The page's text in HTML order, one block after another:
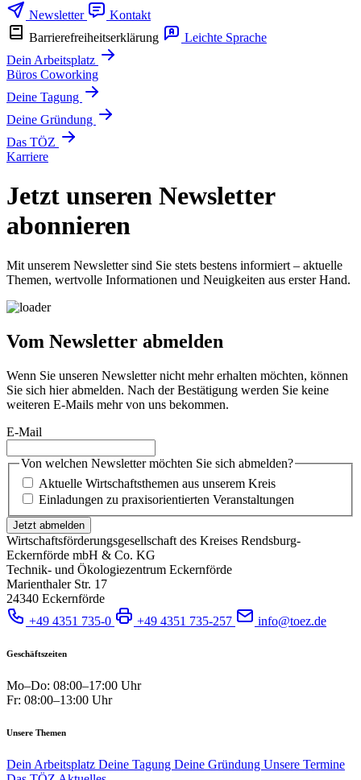
Newsletter
Kontakt
Barrierefreiheitserklärung
Leichte Sprache
Dein Arbeitsplatz
Büros Coworking
Deine Tagung
Deine Gründung
Das TÖZ
Karriere
Jetzt unseren Newsletter
abonnieren
Mit unserem Newsletter sind Sie stets bestens informiert – aktuelle
Themen, wertvolle Informationen und Neuigkeiten aus erster Hand.
Vom Newsletter abmelden
Wenn Sie unseren Newsletter nicht mehr erhalten möchten, können
Sie sich hier abmelden. Nach der Bestätigung werden Sie keine
weiteren E-Mails mehr von uns bekommen.
E-Mail
Von welchen Newsletter möchten Sie sich abmelden?
Aktuelle Wirtschaftsthemen aus unserem Kreis
Einladungen zu praxisorientierten Veranstaltungen
Jetzt abmelden
Wirtschaftsförderungsgesellschaft des Kreises Rendsburg-
Eckernförde mbH & Co. KG
Technik- und Ökologiezentrum Eckernförde
Marienthaler Str. 17
24340 Eckernförde
+49 4351 735-0
+49 4351 735-257 info@toez.de
Geschäftszeiten
Mo–Do: 08:00–17:00 Uhr
Fr: 08:00–13:00 Uhr
Unsere Themen
Dein Arbeitsplatz Deine Tagung Deine Gründung Unsere Termine